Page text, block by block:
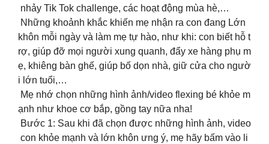
nhảy Tik Tok challenge, các hoạt động mùa hè,…
Những khoảnh khắc khiến mẹ nhận ra con đang Lớn
khôn mỗi ngày và làm mẹ tự hào, như khi: con biết hỗ t
rợ, giúp đỡ mọi người xung quanh, đẩy xe hàng phụ m
ẹ, khiêng bàn ghế, giúp bố dọn nhà, giữ cửa cho ngườ
i lớn tuổi,…
Mẹ nhớ chọn những hình ảnh/video flexing bé khỏe m
ạnh như khoe cơ bắp, gồng tay nữa nha!
Bước 1: Sau khi đã chọn được những hình ảnh, video
con khỏe mạnh và lớn khôn ưng ý, mẹ hãy bấm vào li